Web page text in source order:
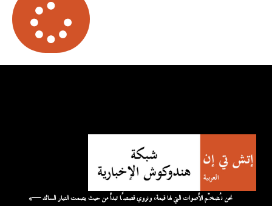
«نحن نُضخّم الأصوات التي لها قيمة، ونروي قصصًا تبدأ من حيث يصمت التيار السائد —